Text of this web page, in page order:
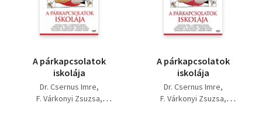
Szótár, nyelvkönyv
Tankönyv, segédkönyv
Társadalomtudomány
Természettudomány
A párkapcsolatok
iskolája
Dr. Csernus Imre
F. Várkonyi Zsuzsa
A párkapcsolatok
iskolája
Dr. Csernus Imre
F. Várkonyi Zsuzsa